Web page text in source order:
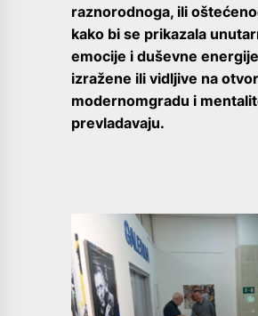
raznorodnoga, ili
kako bi se prikazala
emocije i duševne
izražene ili vidljive na
modernomgradu i
prevladavaju.